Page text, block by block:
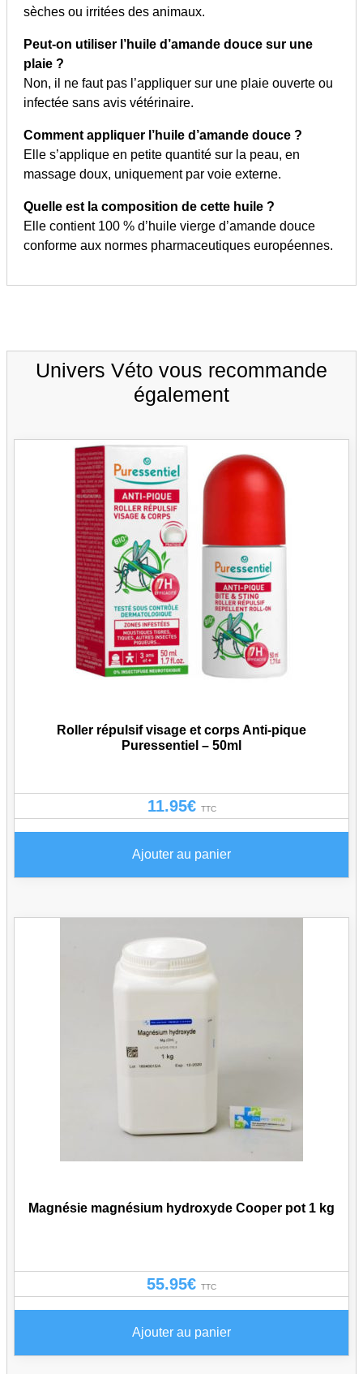
sèches ou irritées des animaux.
Peut-on utiliser l’huile d’amande douce sur une
plaie ?
Non, il ne faut pas l’appliquer sur une plaie ouverte ou
infectée sans avis vétérinaire.
Comment appliquer l’huile d’amande douce ?
Elle s’applique en petite quantité sur la peau, en
massage doux, uniquement par voie externe.
Quelle est la composition de cette huile ?
Elle contient 100 % d’huile vierge d’amande douce
conforme aux normes pharmaceutiques européennes.
Univers Véto vous recommande
également
Roller répulsif visage et corps Anti-pique
Puressentiel – 50ml
11.95€ TTC
Ajouter au panier
Magnésie magnésium hydroxyde Cooper pot 1 kg
55.95€ TTC
Ajouter au panier